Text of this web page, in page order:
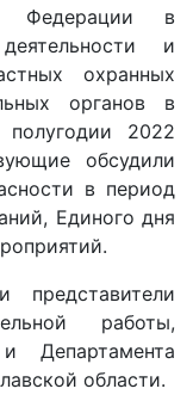
Федерации в
и
охранных
органов в
полугодии 2022
обсудили
в период
Единого дня
работы,
Департамента
области.